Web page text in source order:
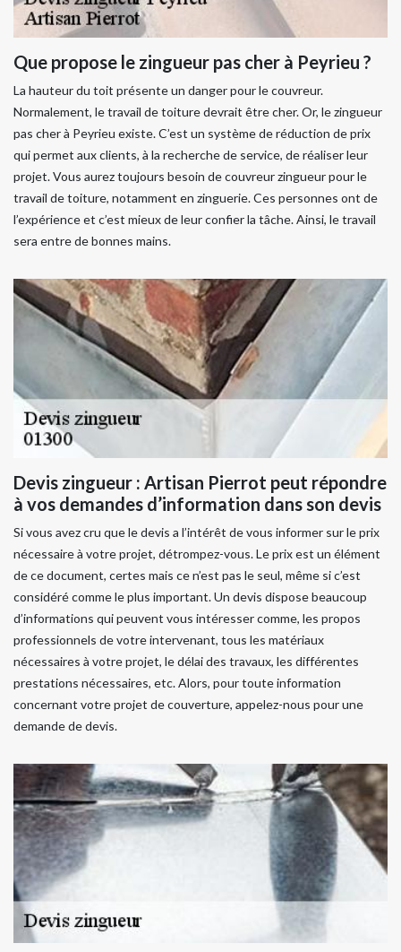
Que propose le zingueur pas cher à Peyrieu ?
La hauteur du toit présente un danger pour le couvreur.
Normalement, le travail de toiture devrait être cher. Or, le zingueur
pas cher à Peyrieu existe. C’est un système de réduction de prix
qui permet aux clients, à la recherche de service, de réaliser leur
projet. Vous aurez toujours besoin de couvreur zingueur pour le
travail de toiture, notamment en zinguerie. Ces personnes ont de
l’expérience et c’est mieux de leur confier la tâche. Ainsi, le travail
sera entre de bonnes mains.
Devis zingueur : Artisan Pierrot peut répondre
à vos demandes d’information dans son devis
Si vous avez cru que le devis a l’intérêt de vous informer sur le prix
nécessaire à votre projet, détrompez-vous. Le prix est un élément
de ce document, certes mais ce n’est pas le seul, même si c’est
considéré comme le plus important. Un devis dispose beaucoup
d’informations qui peuvent vous intéresser comme, les propos
professionnels de votre intervenant, tous les matériaux
nécessaires à votre projet, le délai des travaux, les différentes
prestations nécessaires, etc. Alors, pour toute information
concernant votre projet de couverture, appelez-nous pour une
demande de devis.